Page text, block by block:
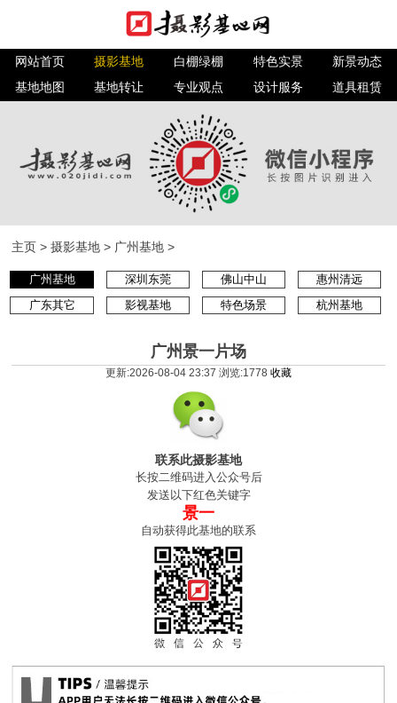
网站首页 摄影基地 白棚绿棚 特色实景
新景动态
基地地图
基地转让 专业观点 设计服务 道具租赁
主页 >摄影基地 > 广州基地 >
广州基地 深圳东莞 佛山中山
惠州清远
广东其它
影视基地 特色场景 杭州基地
广州景一片场
更新:2026-08-04 23:37 浏览:1778 收藏
联系此摄影基地
长按二维码进入公众号后
发送以下红色关键字
景一
自动获得此基地的联系